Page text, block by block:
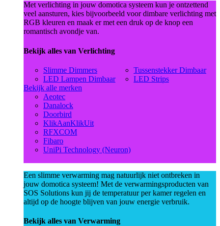
Met verlichting in jouw domotica systeem kun je ontzettend
veel aansturen, kies bijvoorbeeld voor dimbare verlichting met
RGB kleuren en maak er met een druk op de knop een
romantisch avondje van.
Bekijk alles van Verlichting
Slimme Dimmers
LED Lampen Dimbaar
Tussenstekker Dimbaar
LED Strips
Bekijk alle merken
Aeotec
Danalock
Doorbird
KlikAanKlikUit
RFXCOM
Fibaro
UniPi Technology (Neuron)
Een slimme verwarming mag natuurlijk niet ontbreken in
jouw domotica systeem! Met de verwarmingsproducten van
SOS Solutions kun jij de temperatuur per kamer regelen en
altijd op de hoogte blijven van jouw energie verbruik.
Bekijk alles van Verwarming